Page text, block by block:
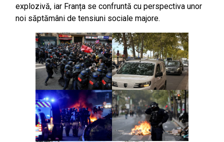
explozivă, iar Franța se confruntă cu perspectiva unor
noi săptămâni de tensiuni sociale majore.